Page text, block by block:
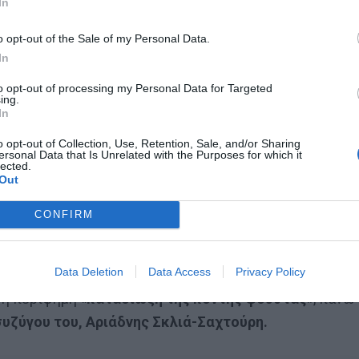
opt-out of the Sale of my Personal Data.
opt-out of processing my Personal Data for Targeted
opt-out of Collection, Use, Retention, Sale, and/or Sharing
Data that Is Unrelated with the Purposes for which it
CONFIRM
Data Deletion Data Access Privacy Policy
που… σεβόταν τον εαυτό του, ο Θεόδωρος
το… θεάρεστο έργο του να ξεκινά ουσιαστικά
τον οποίοπαραπέμπονταν σε στρατοδικεία όσοι
τάξη ή στρέφονταν εναντίον της κυβέρνησης
και εφημερίδων, όπως της Εστίας, της
τα ευρύτερα στρώματα της κοινωνίας είχαν
και ένα τουλάχιστον κωμικό στοιχείο. Και
περίφημη «καταδίωξη της κοντής φούστας», πάνω
του, Αριάδνης Σκλιά-Σαχτούρη.